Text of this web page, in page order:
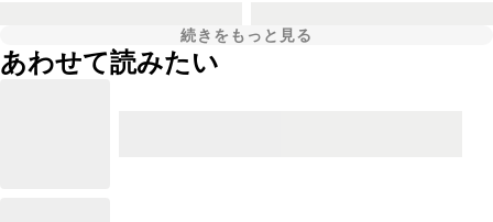
続きをもっと見る
あわせて読みたい